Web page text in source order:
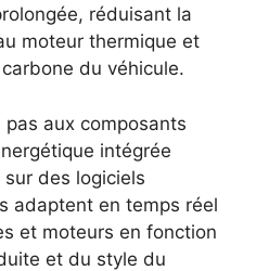
réduisant la
moteur thermique et
du véhicule.
aux composants
intégrée
des logiciels
adaptent en temps réel
et moteurs en fonction
et du style du